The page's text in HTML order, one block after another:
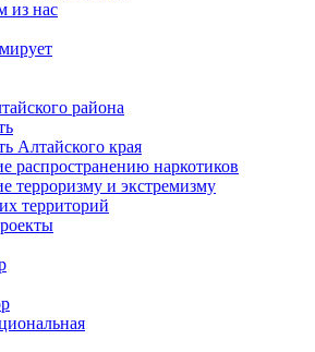
из нас
района
Алтайского края
распространению наркотиков
терроризму и экстремизму
территорий